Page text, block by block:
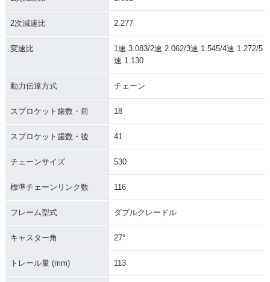
PER FOUR・マイナ
PER FOUR・新登場
2次減速比 2.277
変速比
1速 3.083/2速 2.062/3速 1.545/4速 1.272/5
速 1.130
動力伝達方式 チェーン
スプロケット歯数・前 18
スプロケット歯数・後 41
チェーンサイズ 530
標準チェーンリンク数 116
フレーム型式 ダブルクレードル
キャスター角 27°
トレール量 (mm) 113